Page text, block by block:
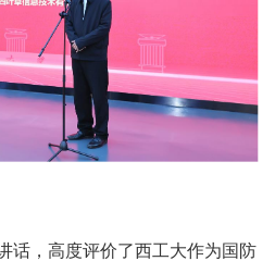
话，高度评价了西工大作为国防